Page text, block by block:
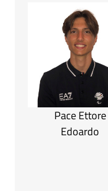
Pace Ettore
Edoardo